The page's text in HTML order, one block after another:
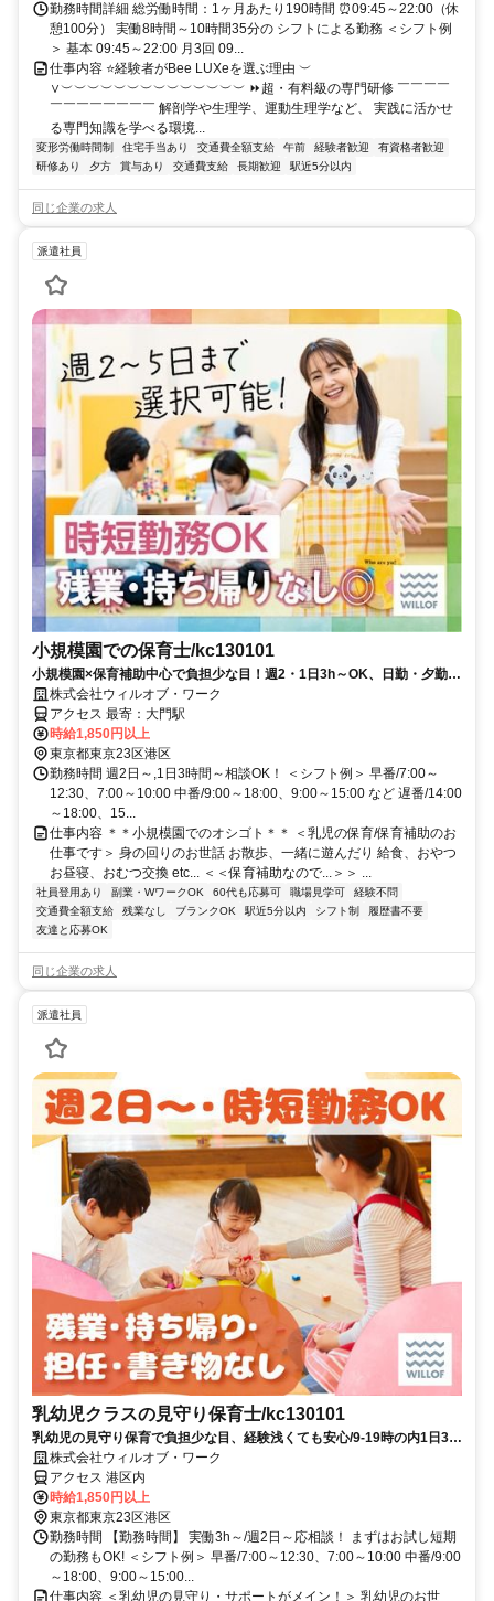
勤務時間詳細 総労働時間：1ヶ月あたり190時間 ⏰09:45～22:00（休
憩100分） 実働8時間～10時間35分の シフトによる勤務 ＜シフト例
＞ 基本 09:45～22:00 月3回 09...
仕事内容 ⭐経験者がBee LUXeを選ぶ理由 ︶
∨︶︶︶︶︶︶︶︶︶︶︶︶︶︶ ⏩超・有料級の専門研修 ￣￣￣￣
￣￣￣￣￣￣￣￣ 解剖学や生理学、運動生理学など、 実践に活かせ
る専門知識を学べる環境...
変形労働時間制 住宅手当あり 交通費全額支給 午前 経験者歓迎
有資格者歓迎
研修あり
夕方 賞与あり 交通費支給 長期歓迎 駅近5分以内
同じ企業の求人
派遣社員
小規模園での保育士/kc130101
小規模園×保育補助中心で負担少な目！週2・1日3h～OK、日勤・夕勤等
の選択可！ミドルシニアも
株式会社ウィルオブ・ワーク
アクセス 最寄：大門駅
時給1,850円以上
東京都東京23区港区
勤務時間 週2日～,1日3時間～相談OK！ ＜シフト例＞ 早番/7:00～
12:30、7:00～10:00 中番/9:00～18:00、9:00～15:00 など 遅番/14:00
～18:00、15...
仕事内容 ＊＊小規模園でのオシゴト＊＊ ＜乳児の保育/保育補助のお
仕事です＞ 身の回りのお世話 お散歩、一緒に遊んだり 給食、おやつ
お昼寝、おむつ交換 etc... ＜＜保育補助なので...＞＞ ...
社員登用あり 副業・WワークOK 60代も応募可 職場見学可
経験不問
交通費全額支給
残業なし ブランクOK 駅近5分以内 シフト制
履歴書不要
友達と応募OK
同じ企業の求人
派遣社員
乳幼児クラスの見守り保育士/kc130101
乳幼児の見守り保育で負担少な目、経験浅くても安心/9-19時の内1日3h
～短時間【お試し短期ok】
株式会社ウィルオブ・ワーク
アクセス 港区内
時給1,850円以上
東京都東京23区港区
勤務時間 【勤務時間】 実働3h～/週2日～応相談！ まずはお試し短期
の勤務もOK! ＜シフト例＞ 早番/7:00～12:30、7:00～10:00 中番/9:00
～18:00、9:00～15:00...
仕事内容 ＜乳幼児の見守り・サポートがメイン！＞ 乳幼児のお世